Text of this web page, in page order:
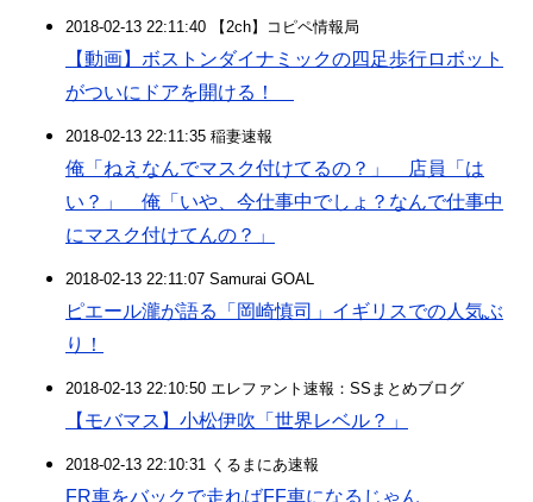
2018-02-13 22:11:40 【2ch】コピペ情報局
【動画】ボストンダイナミックの四足歩行ロボット
がついにドアを開ける！
2018-02-13 22:11:35 稲妻速報
俺「ねえなんでマスク付けてるの？」 店員「は
い？」 俺「いや、今仕事中でしょ？なんで仕事中
にマスク付けてんの？」
2018-02-13 22:11:07 Samurai GOAL
ピエール瀧が語る「岡崎慎司」イギリスでの人気ぶ
り！
2018-02-13 22:10:50 エレファント速報：SSまとめブログ
【モバマス】小松伊吹「世界レベル？」
2018-02-13 22:10:31 くるまにあ速報
FR車をバックで走ればFF車になるじゃん